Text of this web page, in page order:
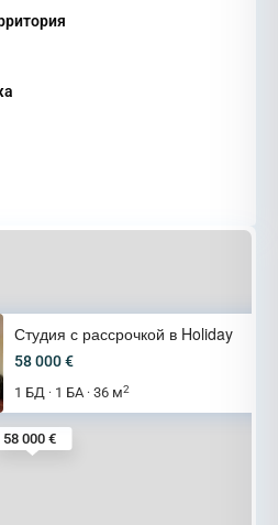
58 000 €
Студия с рассрочкой в Holiday
58 000 €
1 БД · 1 БА · 36 м2